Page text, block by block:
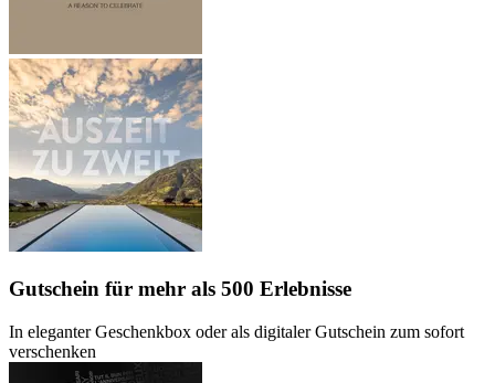
Gutschein für mehr als 500 Erlebnisse
In eleganter Geschenkbox oder als digitaler Gutschein zum sofort
verschenken